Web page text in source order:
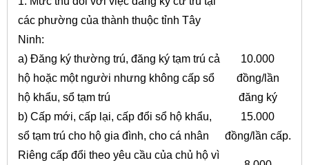
các phường của thành thuộc tỉnh Tây
Ninh:
a) Đăng ký thường trú, đăng ký tạm trú cả
hộ hoặc một người nhưng không cấp sổ
hộ khẩu, sổ tạm trú
10.000
đồng/lần
đăng ký
b) Cấp mới, cấp lại, cấp đổi sổ hộ khẩu,
sổ tạm trú cho hộ gia đình, cho cá nhân
15.000
đồng/lần cấp.
Riêng cấp đổi theo yêu cầu của chủ hộ vì